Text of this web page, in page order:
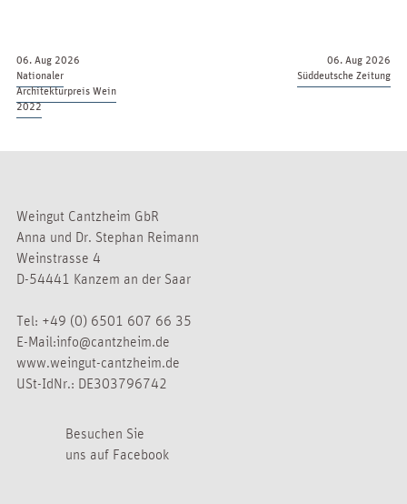
06. Aug 2026
Nationaler
Architekturpreis Wein
2022
06. Aug 2026
Süddeutsche Zeitung
Weingut Cantzheim GbR
Anna und Dr. Stephan Reimann
Weinstrasse 4
D-54441 Kanzem an der Saar
Tel: +49 (0) 6501 607 66 35
E-Mail:info@cantzheim.de
www.weingut-cantzheim.de
USt-IdNr.: DE303796742
Besuchen Sie
uns auf Facebook